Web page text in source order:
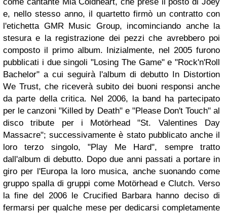
e, nello stesso anno, il quartetto firmò un contratto con
l'etichetta GMR Music Group, incominciando anche la
stesura e la registrazione dei pezzi che avrebbero poi
composto il primo album. Inizialmente, nel 2005 furono
pubblicati i due singoli "Losing The Game" e "Rock'n'Roll
Bachelor" a cui seguirà l'album di debutto In Distortion
We Trust, che riceverà subito dei buoni responsi anche
da parte della critica. Nel 2006, la band ha partecipato
per le canzoni "Killed by Death" e "Please Don't Touch" al
disco tribute per i Motörhead "St. Valentines Day
Massacre"; successivamente è stato pubblicato anche il
loro terzo singolo, "Play Me Hard", sempre tratto
dall'album di debutto. Dopo due anni passati a portare in
giro per l'Europa la loro musica, anche suonando come
gruppo spalla di gruppi come Motörhead e Clutch. Verso
la fine del 2006 le Crucified Barbara hanno deciso di
fermarsi per qualche mese per dedicarsi completamente